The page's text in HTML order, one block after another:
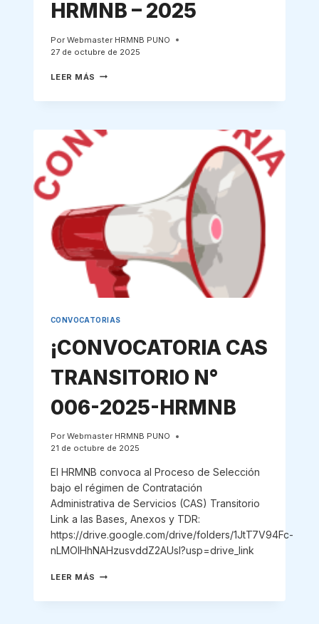
HRMNB – 2025
Por Webmaster HRMNB PUNO
27 de octubre de 2025
LEER MÁS BASES
DE
CONVOCATORIAS
¡CONVOCATORIA CAS
TRANSITORIO N°
006-2025-HRMNB
Por Webmaster HRMNB PUNO
21 de octubre de 2025
El HRMNB convoca al Proceso de Selección
bajo el régimen de Contratación
Administrativa de Servicios (CAS) Transitorio
Link a las Bases, Anexos y TDR:
https://drive.google.com/drive/folders/1JtT7V94Fc-
nLMOIHhNAHzusvddZ2AUsl?usp=drive_link
LEER MÁS ¡CONVOCATORIA